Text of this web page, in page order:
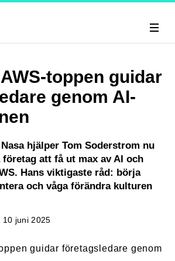
toppen guidar
genom AI-
hjälper Tom Soderstrom nu
att få ut max av AI och
Hans viktigaste råd: börja
och våga förändra kulturen
10 juni 2025